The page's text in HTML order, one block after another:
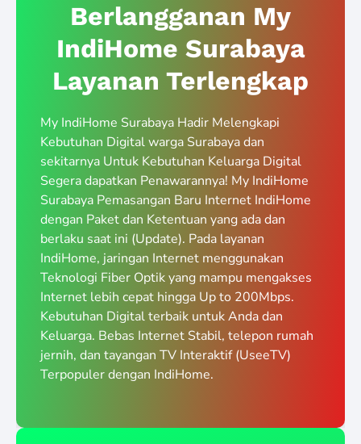
Berlangganan My
IndiHome Surabaya
Layanan Terlengkap
My IndiHome Surabaya Hadir Melengkapi
Kebutuhan Digital warga Surabaya dan
sekitarnya Untuk Kebutuhan Keluarga Digital
Segera dapatkan Penawarannya! My IndiHome
Surabaya Pemasangan Baru Internet IndiHome
dengan Paket dan Ketentuan yang ada dan
berlaku saat ini (Update). Pada layanan
IndiHome, jaringan Internet menggunakan
Teknologi Fiber Optik yang mampu mengakses
Internet lebih cepat hingga Up to 200Mbps.
Kebutuhan Digital terbaik untuk Anda dan
Keluarga. Bebas Internet Stabil, telepon rumah
jernih, dan tayangan TV Interaktif (UseeTV)
Terpopuler dengan IndiHome.